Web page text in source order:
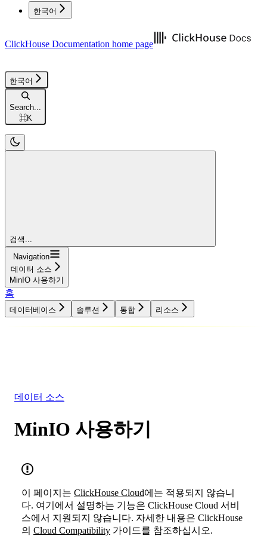
한국어
ClickHouse Documentation home page
한국어
Search...
⌘K
검색...
Navigation
데이터 소스
MinIO 사용하기
홈
데이터베이스 솔루션 통합 리소스
데이터 소스
MinIO 사용하기
이 페이지는 ClickHouse Cloud에는 적용되지 않습니
다. 여기에서 설명하는 기능은 ClickHouse Cloud 서비
스에서 지원되지 않습니다. 자세한 내용은 ClickHouse
의 Cloud Compatibility 가이드를 참조하십시오.